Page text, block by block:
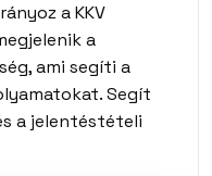
a KKV
a
ami segíti a
Segít
a jelentéstételi